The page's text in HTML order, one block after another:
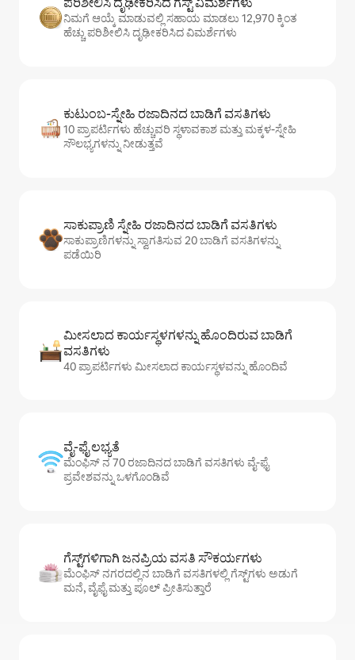
ನಿಮಗೆ ಆಯ್ಕೆ ಮಾಡುವಲ್ಲಿ ಸಹಾಯ ಮಾಡಲು 12,970 ಕ್ಕಿಂತ
ಹೆಚ್ಚು ಪರಿಶೀಲಿಸಿ ದೃಢೀಕರಿಸಿದ ವಿಮರ್ಶೆಗಳು
ಕುಟುಂಬ-ಸ್ನೇಹಿ ರಜಾದಿನದ ಬಾಡಿಗೆ ವಸತಿಗಳು
10 ಪ್ರಾಪರ್ಟಿಗಳು ಹೆಚ್ಚುವರಿ ಸ್ಥಳಾವಕಾಶ ಮತ್ತು ಮಕ್ಕಳ-ಸ್ನೇಹಿ
ಸೌಲಭ್ಯಗಳನ್ನು ನೀಡುತ್ತವೆ
ಸಾಕುಪ್ರಾಣಿ ಸ್ನೇಹಿ ರಜಾದಿನದ ಬಾಡಿಗೆ ವಸತಿಗಳು
ಸಾಕುಪ್ರಾಣಿಗಳನ್ನು ಸ್ವಾಗತಿಸುವ 20 ಬಾಡಿಗೆ ವಸತಿಗಳನ್ನು
ಪಡೆಯಿರಿ
ಮೀಸಲಾದ ಕಾರ್ಯಸ್ಥಳಗಳನ್ನು ಹೊಂದಿರುವ ಬಾಡಿಗೆ
ವಸತಿಗಳು
40 ಪ್ರಾಪರ್ಟಿಗಳು ಮೀಸಲಾದ ಕಾರ್ಯಸ್ಥಳವನ್ನು ಹೊಂದಿವೆ
ವೈ-ಫೈ ಲಭ್ಯತೆ
ಮೆಂಫಿಸ್ ನ 70 ರಜಾದಿನದ ಬಾಡಿಗೆ ವಸತಿಗಳು ವೈ-ಫೈ
ಪ್ರವೇಶವನ್ನು ಒಳಗೊಂಡಿವೆ
ಗೆಸ್ಟ್‌ಗಳಿಗಾಗಿ ಜನಪ್ರಿಯ ವಸತಿ ಸೌಕರ್ಯಗಳು
ಮೆಂಫಿಸ್ ನಗರದಲ್ಲಿನ ಬಾಡಿಗೆ ವಸತಿಗಳಲ್ಲಿ ಗೆಸ್ಟ್‌ಗಳು ಅಡುಗೆ
ಮನೆ, ವೈಫೈ ಮತ್ತು ಪೂಲ್ ಪ್ರೀತಿಸುತ್ತಾರೆ